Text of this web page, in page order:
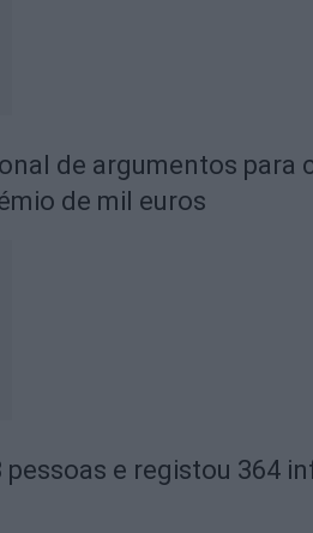
de argumentos para
de mil euros
pessoas e registou 364